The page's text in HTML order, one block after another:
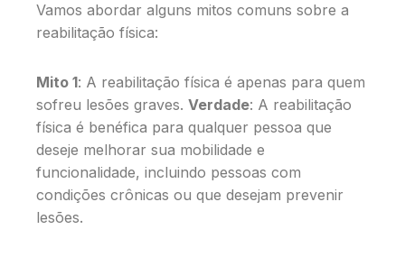
Vamos abordar alguns mitos comuns sobre a
reabilitação física:
Mito 1: A reabilitação física é apenas para quem
sofreu lesões graves. Verdade: A reabilitação
física é benéfica para qualquer pessoa que
deseje melhorar sua mobilidade e
funcionalidade, incluindo pessoas com
condições crônicas ou que desejam prevenir
lesões.